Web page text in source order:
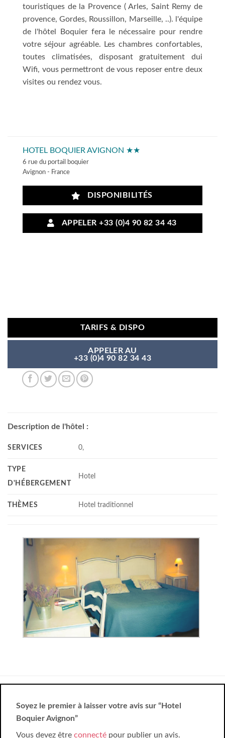
touristiques de la Provence ( Arles, Saint Remy de
provence, Gordes, Roussillon, Marseille, ..). l'équipe
de l'hôtel Boquier fera le nécessaire pour rendre
votre séjour agréable. Les chambres confortables,
toutes climatisées, disposant gratuitement dui
Wifi, vous permettront de vous reposer entre deux
visites ou rendez vous.
HOTEL BOQUIER AVIGNON ★★
6 rue du portail boquier
Avignon - France
DISPONIBILITÉS
APPELER +33 (0)4 90 82 34 43
TARIFS & DISPO
APPELER AU
+33 (0)4 90 82 34 43
Description de l'hôtel :
SERVICES 0,
TYPE
D'HÉBERGEMENT
Hotel
THÈMES Hotel traditionnel
Soyez le premier à laisser votre avis sur “Hotel
Boquier Avignon”
Vous devez être connecté pour publier un avis.